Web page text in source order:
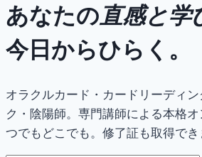
あなたの直感と学
今日からひらく。
オラクルカード・カードリーディ
ク・陰陽師。専門講師による本格
つでもどこでも。修了証も取得でき